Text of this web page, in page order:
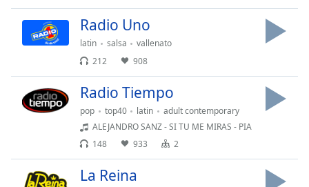
will
cancel
window.
Opacity
Radio Uno
latin salsa
vallenato
212
908
Radio Tiempo
pop top40 latin
adult contemporary
ALEJANDRO SANZ - SI TU ME MIRAS - PIA
148
933 2
La Reina